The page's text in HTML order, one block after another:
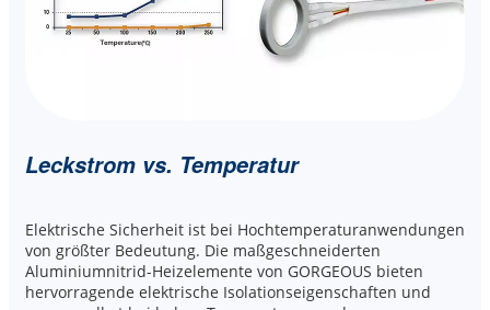
Leckstrom vs. Temperatur
Elektrische Sicherheit ist bei Hochtemperaturanwendungen
von größter Bedeutung. Die maßgeschneiderten
Aluminiumnitrid-Heizelemente von GORGEOUS bieten
hervorragende elektrische Isolationseigenschaften und